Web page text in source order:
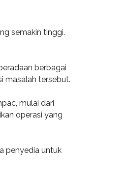
semakin tinggi.
berbagai
masalah tersebut.
mulai dari
operasi yang
penyedia untuk